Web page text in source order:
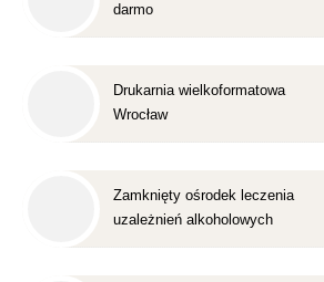
darmo
Drukarnia wielkoformatowa
Wrocław
Zamknięty ośrodek leczenia
uzależnień alkoholowych